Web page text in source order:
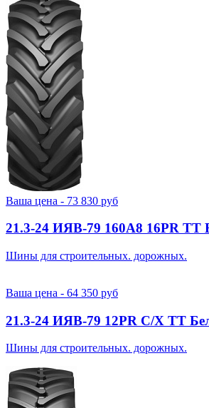
Ваша цена - 73 830 руб
21.3-24 ИЯВ-79 160A8 16PR TT
Шины для строительных. дорожных.
Ваша цена - 64 350 руб
21.3-24 ИЯВ-79 12PR С/Х TT
Шины для строительных. дорожных.